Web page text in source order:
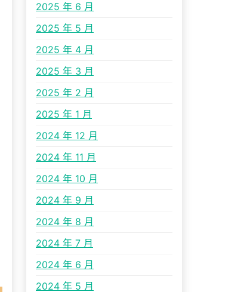
2025 年 6 月
2025 年 5 月
2025 年 4 月
2025 年 3 月
2025 年 2 月
2025 年 1 月
2024 年 12 月
2024 年 11 月
2024 年 10 月
2024 年 9 月
2024 年 8 月
2024 年 7 月
2024 年 6 月
2024 年 5 月